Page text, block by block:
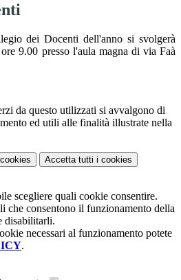
dei Docenti dell'anno si svolgerà
9.00 presso l'aula magna di via Faà
da questo utilizzati si avvalgono di
ed utili alle finalità illustrate nella
Accetta tutti i cookies
scegliere quali cookie consentire.
che consentono il funzionamento della
disabilitarli.
necessari al funzionamento potete
.